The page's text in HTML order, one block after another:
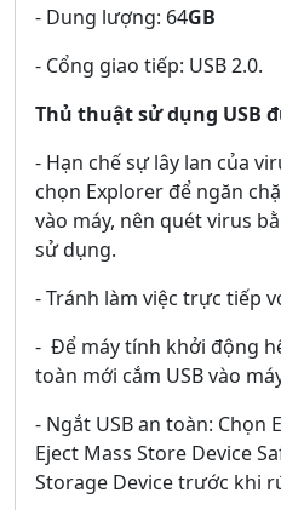
- Dung lượng: 64GB
- Cổng giao tiếp: USB 2.0.
Thủ thuật sử dụng USB
- Hạn chế sự lây lan của
chọn Explorer để ngăn
vào máy, nên quét virus
sử dụng.
- Tránh làm việc trực tiếp
- Để máy tính khởi động
toàn mới cắm USB vào
- Ngắt USB an toàn: Chọn
Eject Mass Store Device
Storage Device trước khi